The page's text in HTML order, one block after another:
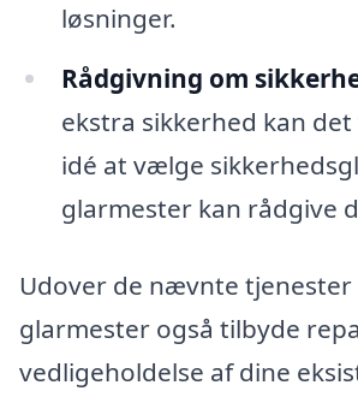
løsninger.
Rådgivning om
ekstra sikkerhed kan
idé at vælge
glarmester kan rådgive
Udover de nævnte tjenester
glarmester også tilbyde
vedligeholdelse af dine